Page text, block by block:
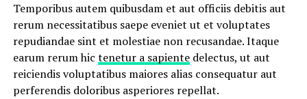
Temporibus autem quibusdam et aut officiis debitis aut
rerum necessitatibus saepe eveniet ut et voluptates
repudiandae sint et molestiae non recusandae. Itaque
earum rerum hic tenetur a sapientedelectus, ut aut
reiciendis voluptatibus maiores alias consequatur aut
perferendis doloribus asperiores repellat.